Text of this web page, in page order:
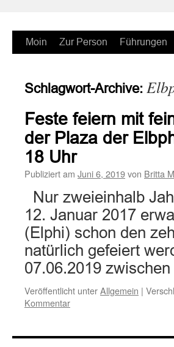
Zum
springen
Moin Zur Person Führungen
Schlagwort-Archive:
Feste feiern mit
der Plaza der
18 Uhr
Publiziert am Juni 6, 2019von Britta
Nur zweieinhalb
12. Januar 2017
(Elphi) schon den
natürlich gefeiert
07.06.2019
Veröffentlicht unterAllgemein |
Kommentar